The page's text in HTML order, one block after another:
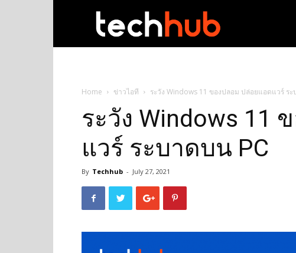
Home ข่าวไอที ระวัง Windows 11 ของปลอม ปล่อยแอดแวร์ ระ
ระวัง Windows 11
แวร์ ระบาดบน PC
By Techhub - July 27, 2021